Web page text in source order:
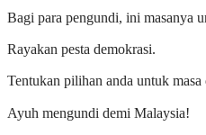
Bagi para pengundi, ini masanya
Rayakan pesta demokrasi.
Tentukan pilihan anda untuk masa
Ayuh mengundi demi Malaysia!